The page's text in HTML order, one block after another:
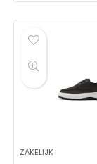
ZAKELIJK